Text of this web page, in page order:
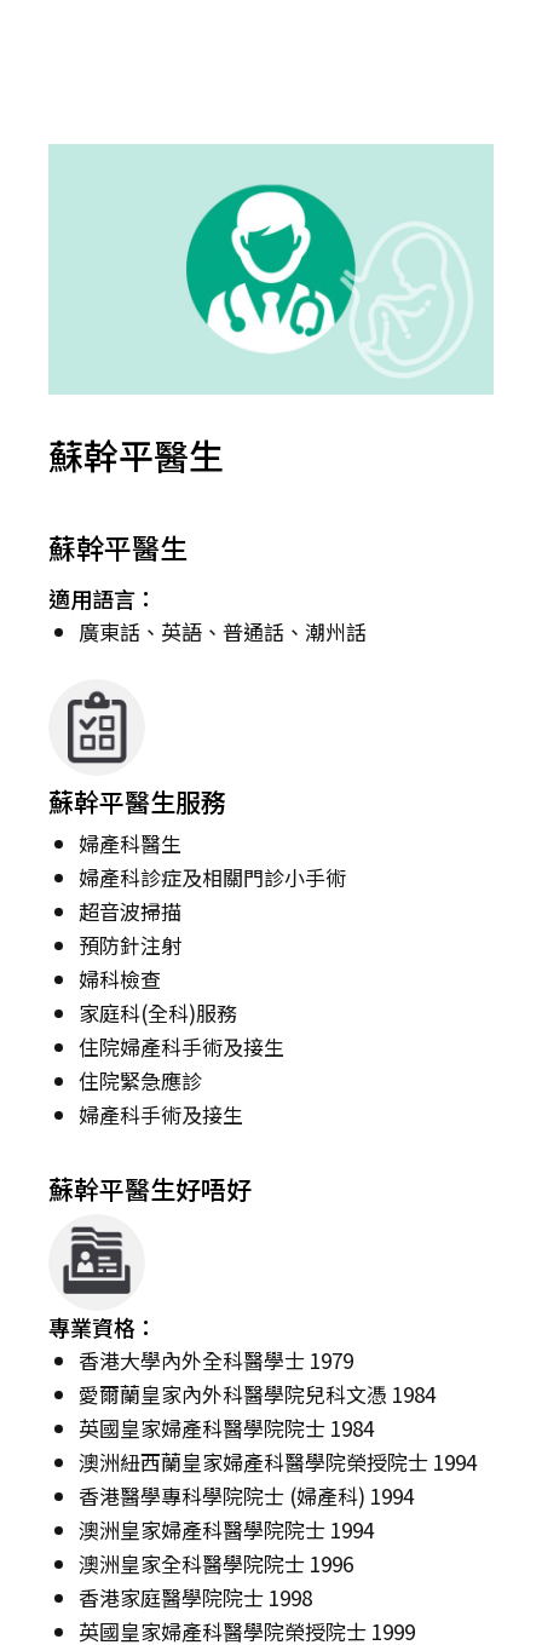
蘇幹平醫生
蘇幹平醫生
適用語言：
廣東話、英語、普通話、潮州話
蘇幹平醫生服務
婦產科醫生
婦產科診症及相關門診小手術
超音波掃描
預防針注射
婦科檢查
家庭科(全科)服務
住院婦產科手術及接生
住院緊急應診
婦產科手術及接生
蘇幹平醫生好唔好
專業資格：
香港大學內外全科醫學士 1979
愛爾蘭皇家內外科醫學院兒科文憑 1984
英國皇家婦產科醫學院院士 1984
澳洲紐西蘭皇家婦產科醫學院榮授院士 1994
香港醫學專科學院院士 (婦產科) 1994
澳洲皇家婦產科醫學院院士 1994
澳洲皇家全科醫學院院士 1996
香港家庭醫學院院士 1998
英國皇家婦產科醫學院榮授院士 1999